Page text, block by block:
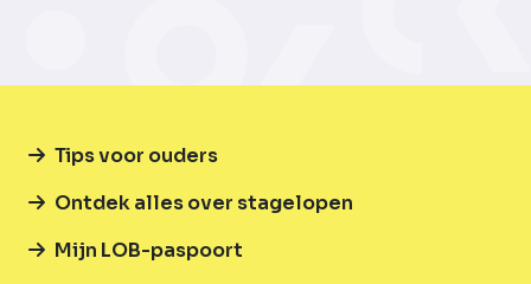
Tips voor ouders
Ontdek alles over stagelopen
Mijn LOB-paspoort